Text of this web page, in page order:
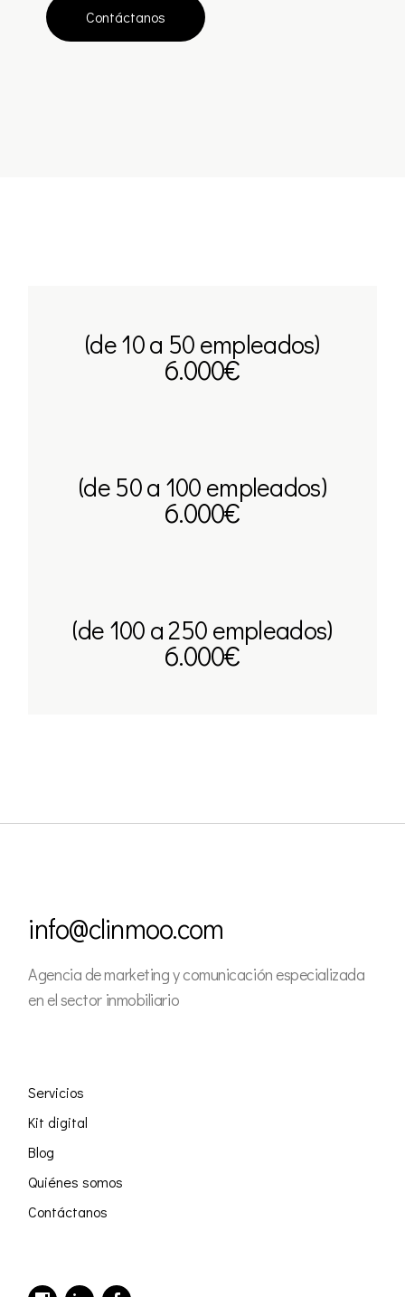
Contáctanos
(de 10 a 50 empleados)
6.000€
(de 50 a 100 empleados)
6.000€
(de 100 a 250 empleados)
6.000€
info@clinmoo.com
Agencia de marketing y comunicación especializada
en el sector inmobiliario
Servicios
Kit digital
Blog
Quiénes somos
Contáctanos